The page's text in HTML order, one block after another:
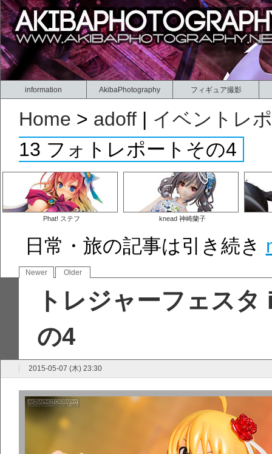
information AkibaPhotography フィギュア撮影
Home > adoff | イベントレ
13 フォトレポートその4
Phat! ステフ knead 神崎蘭子
日常・旅の記事は引き続き
Newer Older
トレジャーフェス
の4
2015-05-07 (木) 23:30